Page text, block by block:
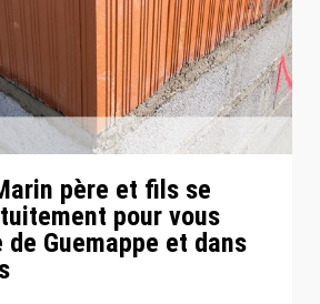
père et fils se
pour vous
Guemappe et dans